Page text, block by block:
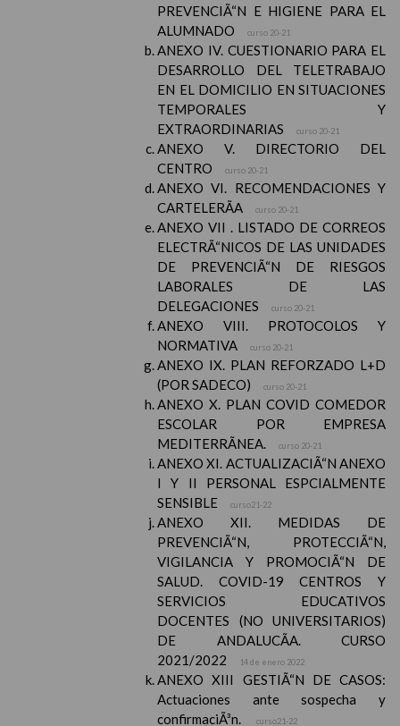
PREVENCIÃ“N E HIGIENE PARA EL
ALUMNADO
curso 20-21
ANEXO IV. CUESTIONARIO PARA EL
DESARROLLO DEL TELETRABAJO
EN EL DOMICILIO EN SITUACIONES
TEMPORALES Y
EXTRAORDINARIAS
curso 20-21
ANEXO V. DIRECTORIO DEL
CENTRO
curso 20-21
ANEXO VI. RECOMENDACIONES Y
CARTELERÃA
curso 20-21
ANEXO VII . LISTADO DE CORREOS
ELECTRÃ“NICOS DE LAS UNIDADES
DE PREVENCIÃ“N DE RIESGOS
LABORALES DE LAS
DELEGACIONES
curso 20-21
ANEXO VIII. PROTOCOLOS Y
NORMATIVA
curso 20-21
ANEXO IX. PLAN REFORZADO L+D
(POR SADECO)
curso 20-21
ANEXO X. PLAN COVID COMEDOR
ESCOLAR POR EMPRESA
MEDITERRÃNEA.
curso 20-21
ANEXO XI. ACTUALIZACIÃ“N ANEXO
I Y II PERSONAL ESPCIALMENTE
SENSIBLE
curso21-22
ANEXO XII. MEDIDAS DE
PREVENCIÃ“N, PROTECCIÃ“N,
VIGILANCIA Y PROMOCIÃ“N DE
SALUD. COVID-19 CENTROS Y
SERVICIOS EDUCATIVOS
DOCENTES (NO UNIVERSITARIOS)
DE ANDALUCÃA. CURSO
2021/2022
14 de enero 2022
ANEXO XIII GESTIÃ“N DE CASOS:
Actuaciones ante sospecha y
confirmaciÃ³n.
curso21-22